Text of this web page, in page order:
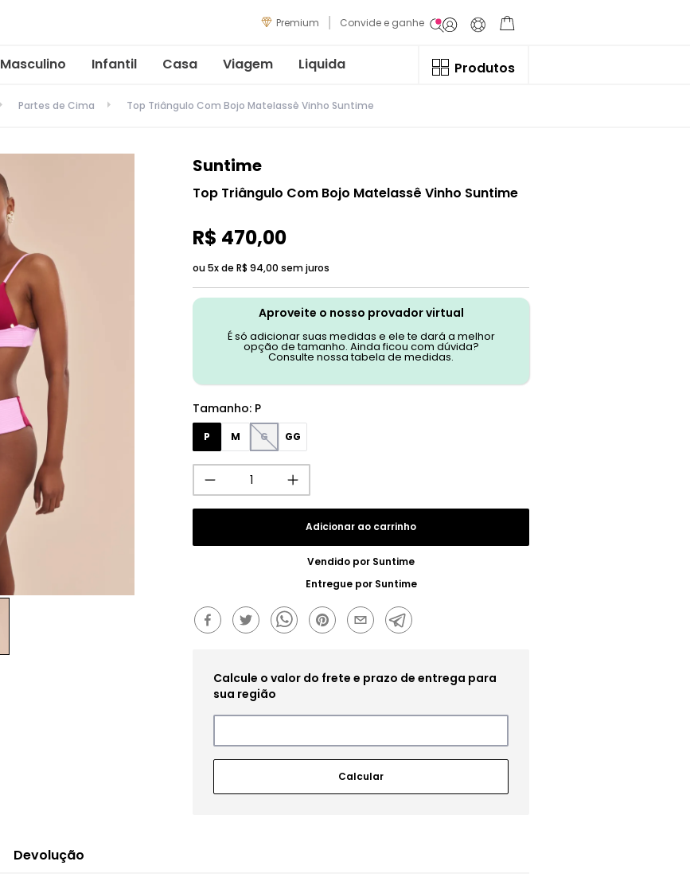
Premium Convide e ganhe
Masculino Infantil Casa Viagem Liquida Produtos
Partes de Cima Top Triângulo Com Bojo Matelassê Vinho Suntime
Suntime
Top Triângulo Com Bojo Matelassê Vinho Suntime
R$ 470,00
ou 5x de R$ 94,00 sem juros
Aproveite o nosso provador virtual
É só adicionar suas medidas e ele te dará a melhor
opção de tamanho. Ainda ficou com dúvida?
Consulte nossa tabela de medidas.
Tamanho: P
P M G GG
Adicionar ao carrinho
Vendido por Suntime
Entregue por Suntime
Devolução